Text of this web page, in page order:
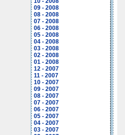
09 - 2008
08 - 2008
07 - 2008
06 - 2008
05 - 2008
04 - 2008
03 - 2008
02 - 2008
01 - 2008
12 - 2007
11 - 2007
10 - 2007
09 - 2007
08 - 2007
07 - 2007
06 - 2007
05 - 2007
04 - 2007
03 - 2007